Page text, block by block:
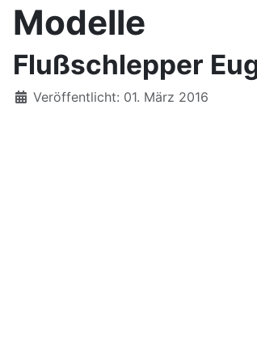
Modelle
Flußschlepper
Details
Veröffentlicht: 01. März 2016